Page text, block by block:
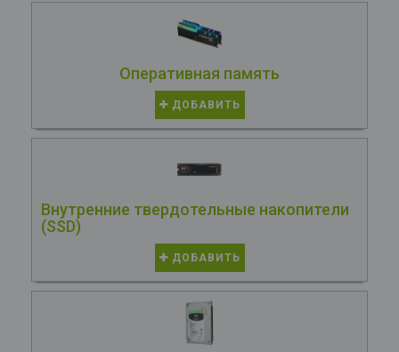
Оперативная память
ДОБАВИТЬ
Внутренние твердотельные накопители
(SSD)
ДОБАВИТЬ